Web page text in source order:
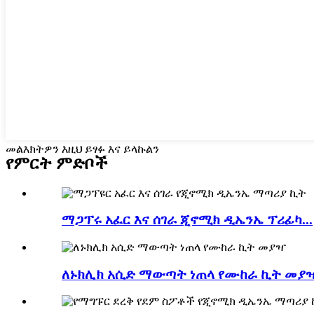
መልእክትዎን እዚህ ይፃፉ እና ይላኩልን
የምርት ምድቦች
ማጋፕሩ አፈር እና ሰገራ ጂኖሚክ ዲኤንኤ ፕሪፊካ...
ለኑክሊክ አሲድ ማውጣት ነጠላ የሙከራ ኪት